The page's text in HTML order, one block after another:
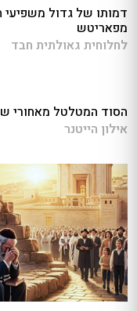
דמותו של גדול
מפאריטש
לחלוחית גאולתית חבד
הסוד המטלטל מאחורי
אילון הייטנר